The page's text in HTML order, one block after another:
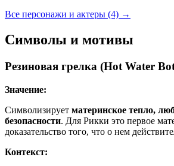
Все персонажи и актеры (4) →
Символы и мотивы
Резиновая грелка (Hot Water
Значение:
Символизирует материнское тепло,
безопасности. Для Рикки это первое
доказательство того, что о нем
Контекст: